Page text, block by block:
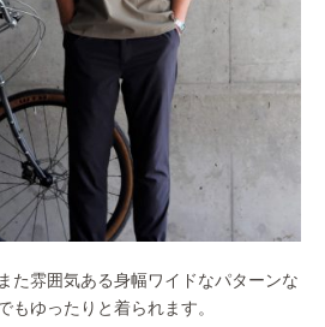
た雰囲気ある身幅ワイドなパターンな
もゆったりと着られます。